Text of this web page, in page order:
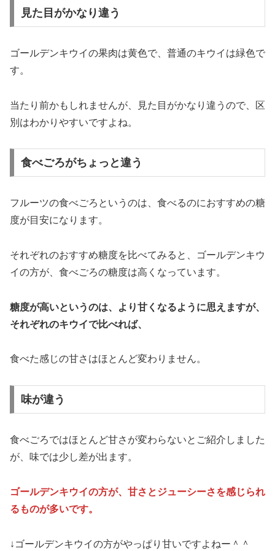
見た目がかなり違う
ゴールデンキウイの果肉は黄色で、普通のキウイは緑色で
す。
当たり前かもしれませんが、見た目がかなり違うので、区
別はわかりやすいですよね。
食べごろがちょっと違う
フルーツの食べごろというのは、食べるのにおすすめの糖
度が目安になります。
それぞれのおすすめ糖度を比べてみると、ゴールデンキウ
イの方が、食べごろの糖度は高くなっています。
糖度が高いというのは、より甘くなるように思えますが、
それぞれのキウイで比べれば、
食べた感じの甘さはほとんど変わりません。
味が違う
食べごろではほとんど甘さが変わらないとご紹介しました
が、味では少し差が出ます。
ゴールデンキウイの方が、甘さとジューシーさを感じられ
るものが多いです。
↓ゴールデンキウイの方がやっぱり甘いですよねー＾＾